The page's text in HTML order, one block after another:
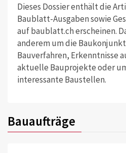
Dieses Dossier enthält die
Baublatt-Ausgaben sowie
auf baublatt.ch erscheinen.
anderem um die
Bauverfahren, Erkenntnisse
aktuelle Bauprojekte oder
interessante Baustellen.
Bauaufträge